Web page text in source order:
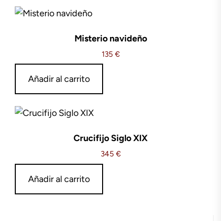
Misterio navideño
135 €
Añadir al carrito
Crucifijo Siglo XIX
345 €
Añadir al carrito